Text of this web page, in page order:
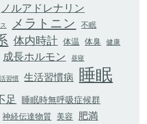
ノルアドレナリン
メラトニン 不眠
体内時計 体温 体臭 健康
成長ホルモン 昼寝
習慣 生活習慣病 睡眠
足 睡眠時無呼吸症候群
神経伝達物質 美容 肥満